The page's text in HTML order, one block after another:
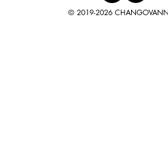
© 2019-2026